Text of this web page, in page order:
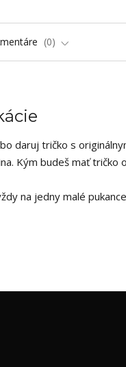
0
daruj tričko s
Kým budeš mať tričko
na jedny malé